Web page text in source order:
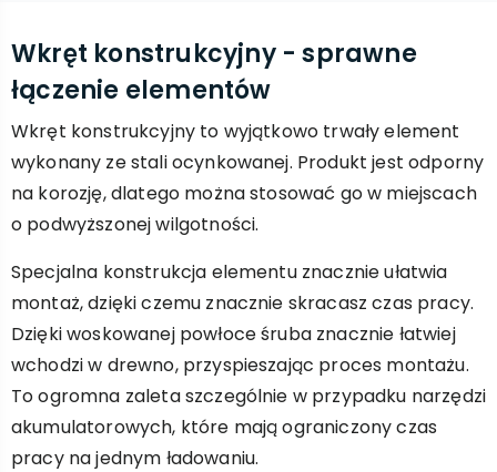
Wkręt konstrukcyjny - sprawne
łączenie elementów
Wkręt konstrukcyjny to wyjątkowo trwały element
wykonany ze stali ocynkowanej. Produkt jest odporny
na korozję, dlatego można stosować go w miejscach
o podwyższonej wilgotności.
Specjalna konstrukcja elementu znacznie ułatwia
montaż, dzięki czemu znacznie skracasz czas pracy.
Dzięki woskowanej powłoce śruba znacznie łatwiej
wchodzi w drewno, przyspieszając proces montażu.
To ogromna zaleta szczególnie w przypadku narzędzi
akumulatorowych, które mają ograniczony czas
pracy na jednym ładowaniu.